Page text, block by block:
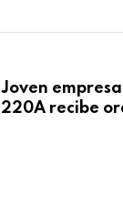
Joven
220A recibe